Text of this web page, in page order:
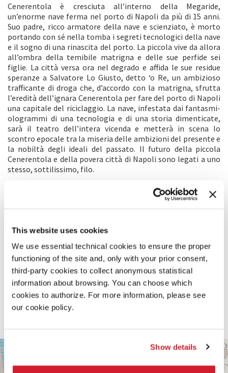
This website uses cookies
We use essential technical cookies to ensure the proper
functioning of the site and, only with your prior consent,
third-party cookies to collect anonymous statistical
information about browsing. You can choose which
cookies to authorize. For more information, please see
our cookie policy.
Show details
Cenerentola è cresciuta all’interno della Megaride,
un’enorme nave ferma nel porto di Napoli da più di 15 anni.
Suo padre, ricco armatore della nave e scienziato, è morto
portando con sé nella tomba i segreti tecnologici della nave
e il sogno di una rinascita del porto. La piccola vive da allora
all’ombra della temibile matrigna e delle sue perfide sei
figlie. La città versa ora nel degrado e affida le sue residue
speranze a Salvatore Lo Giusto, detto ‘o Re, un ambizioso
trafficante di droga che, d’accordo con la matrigna, sfrutta
l’eredità dell’ignara Cenerentola per fare del porto di Napoli
una capitale del riciclaggio. La nave, infestata dai fantasmi-
ologrammi di una tecnologia e di una storia dimenticate,
sarà il teatro dell’intera vicenda e metterà in scena lo
scontro epocale tra la miseria delle ambizioni del presente e
la nobiltà degli ideali del passato. Il futuro della piccola
Cenerentola e della povera città di Napoli sono legati a uno
stesso, sottilissimo, filo.
team de L’Arte della Felicità. Per farlo abbiamo deciso di
ripartire dalla nostra città: Napoli. Ma questa volta il teatro
della vicenda è un’avveniristica, mastodontica nave ancorata
nel porto. La storia è divisa in due atti: un’età della luce ed
una della cenere. Passato e presente, favola e realtà, che
grazie al prodigio di una tecnologia ormai in disuso, si
trovano ad abitare lo stesso luogo. La nobiltà degli ideali del
passato contro la miseria delle ambizioni del presente in una
battaglia che deciderà il futuro del porto, della città e della
PALABIENNALE
VIA
SANDRO
−